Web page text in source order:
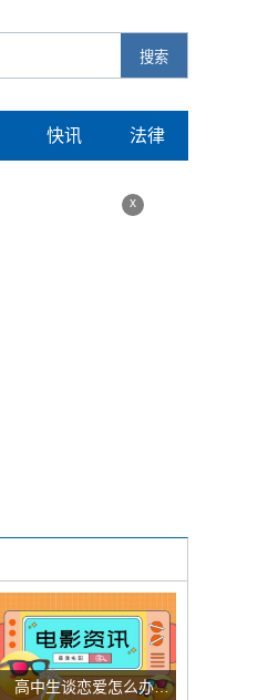
搜索
快讯 法律
x
高中生谈恋爱怎么办聪明的家长这样做 高中生谈恋爱怎么教育 天天热文